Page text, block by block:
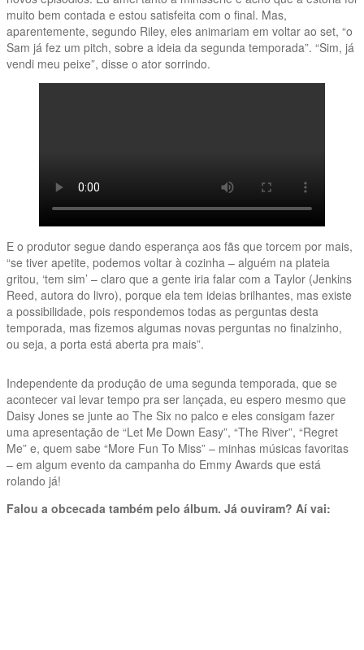
muito bem contada e estou satisfeita com o final. Mas,
aparentemente, segundo Riley, eles animariam em voltar ao set, “o
Sam já fez um pitch, sobre a ideia da segunda temporada”. “Sim, já
vendi meu peixe”, disse o ator sorrindo.
E o produtor segue dando esperança aos fãs que torcem por mais,
“se tiver apetite, podemos voltar à cozinha – alguém na plateia
gritou, ‘tem sim’ – claro que a gente iria falar com a Taylor (Jenkins
Reed, autora do livro), porque ela tem ideias brilhantes, mas existe
a possibilidade, pois respondemos todas as perguntas desta
temporada, mas fizemos algumas novas perguntas no finalzinho,
ou seja, a porta está aberta pra mais”.
Independente da produção de uma segunda temporada, que se
acontecer vai levar tempo pra ser lançada, eu espero mesmo que
Daisy Jones se junte ao The Six no palco e eles consigam fazer
uma apresentação de “Let Me Down Easy”, “The River”, “Regret
Me” e, quem sabe “More Fun To Miss” – minhas músicas favoritas
– em algum evento da campanha do Emmy Awards que está
rolando já!
Falou a obcecada também pelo álbum. Já ouviram? Aí vai: